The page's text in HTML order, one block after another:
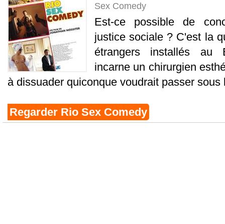
Sex Comedy
Est-ce possible de
justice sociale ? C'est la
étrangers installés au
incarne un chirurgien
à dissuader quiconque voudrait passer sous
Regarder Rio Sex Comedy